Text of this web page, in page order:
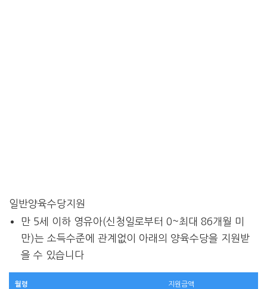
일반양육수당지원
만 5세 이하 영유아(신청일로부터 0~최대 86개월 미
만)는 소득수준에 관계없이 아래의 양육수당을 지원받
을 수 있습니다
월령 지원금액